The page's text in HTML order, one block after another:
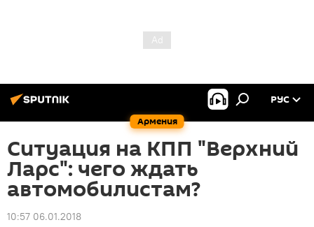
Армения
РУС
Ситуация на КПП "Верхний
Ларс": чего ждать
автомобилистам?
10:57 06.01.2018